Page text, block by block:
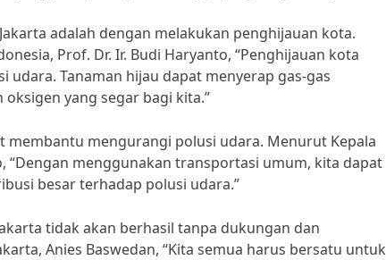
adalah dengan melakukan penghijauan kota.
Prof. Dr. Ir. Budi Haryanto, “Penghijauan kota
Tanaman hijau dapat menyerap gas-gas
yang segar bagi kita.”
mengurangi polusi udara. Menurut Kepala
“Dengan menggunakan transportasi umum, kita dapat
besar terhadap polusi udara.”
tidak akan berhasil tanpa dukungan dan
Anies Baswedan, “Kita semua harus bersatu untuk